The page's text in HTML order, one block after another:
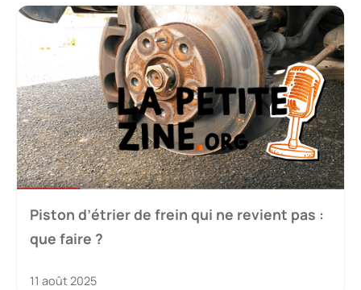
Piston d’étrier de frein qui ne revient pas :
que faire ?
11 août 2025